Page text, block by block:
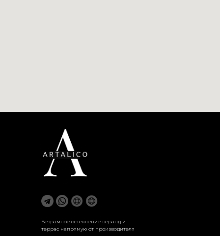
Безрамное остекление веранд и
террас напрямую от производителя